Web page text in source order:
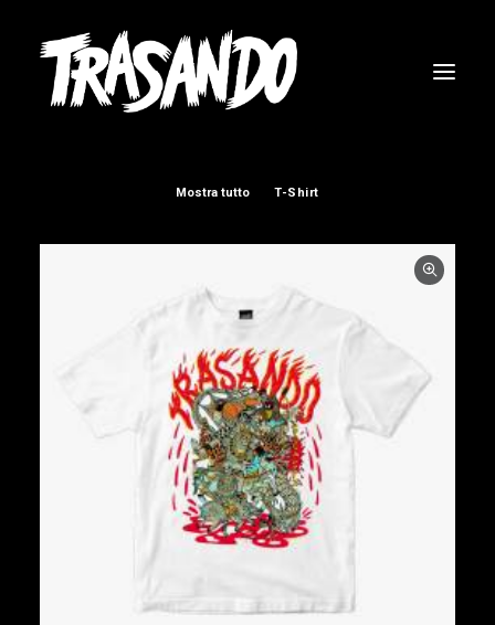
RICERCA
LOGIN / REGISTER
Mostra tutto T-Shirt